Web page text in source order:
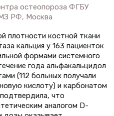
остеопороза ФГБУ
РФ, Москва
плотности костной ткани
кальция у 163 пациенток
формами системного
года альфакальцидол
(112 больных получали
кислоту) и карбонатом
что
аналогом D-